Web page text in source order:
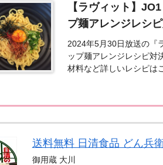
【ラヴィット】
プ麺アレンジレシ
2024年5月30日放送の『
ップ麺アレンジレシピ対
材料など詳しいレシピは
送料無料 日清食品 どん兵
御用蔵 大川